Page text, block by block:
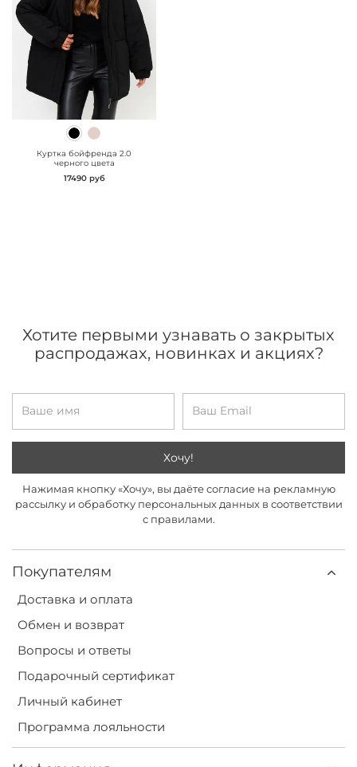
" class="js-prevent-
Куртка бойфренда 2.0
черного цвета
17490 руб
Покупателям
Доставка и оплата
Обмен и возврат
Вопросы и ответы
Подарочный сертификат
Личный кабинет
Программа лояльности
Хотите первыми узнавать о закрытых
распродажах, новинках и акциях?
Хочу!
Нажимая кнопку «Хочу», вы даёте согласие на рекламную
рассылку и обработку персональных данных в соответствии
с правилами.